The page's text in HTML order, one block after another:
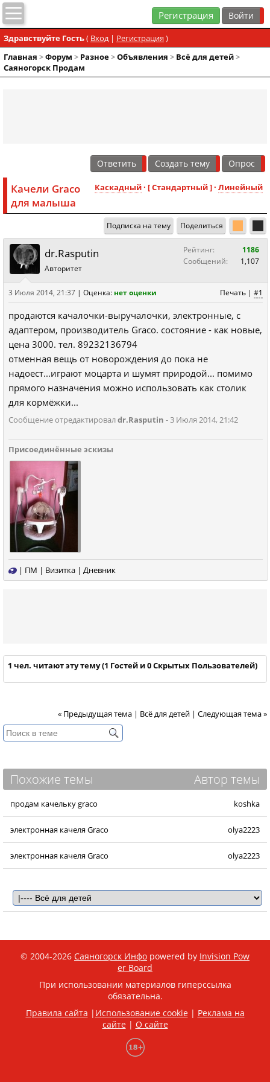
Регистрация
Здравствуйте Гость( Вход| Регистрация )
Главная >Форум > Разное>Объявления > Всё для детей>
Саяногорск Продам
Ответить Создать тему Опрос
Каскадный· [ Стандартный ] · Линейный
Качели Graco
для малыша
Подписка на тему Поделиться
dr.Rasputin
Авторитет
Рейтинг:
1186
Сообщений:
1,107
Печать | #1
3 Июля 2014, 21:37 | Оценка: нет оценки
продаются качалочки-выручалочки, электронные, с
адаптером, производитель Graco. состояние - как новые,
цена 3000. тел. 89232136794
отменная вещь от новорождения до пока не
надоест...играют моцарта и шумят природой... помимо
прямого назначения можно использовать как столик
для кормёжки...
Сообщение отредактировалdr.Rasputin - 3 Июля 2014, 21:42
Присоединённые эскизы
| ПМ | Визитка | Дневник
1 чел. читают эту тему (1 Гостей и 0 Скрытых Пользователей)
« Предыдущая тема | Всё для детей | Следующая тема »
Похожие темы Автор темы
продам качельку graco koshka
электронная качеля Graco olya2223
электронная качеля Graco olya2223
© 2004-2026 Саяногорск Инфо powered by Invision Pow
er Board
При использовании материалов гиперссылка
обязательна.
Правила сайта | Использование cookie| Реклама на
сайте| О сайте